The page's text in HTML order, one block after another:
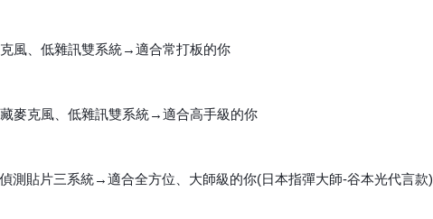
風、低雜訊雙系統→適合常打板的你
麥克風、低雜訊雙系統→適合高手級的你
測貼片三系統→適合全方位、大師級的你(日本指彈大師-谷本光代言款)